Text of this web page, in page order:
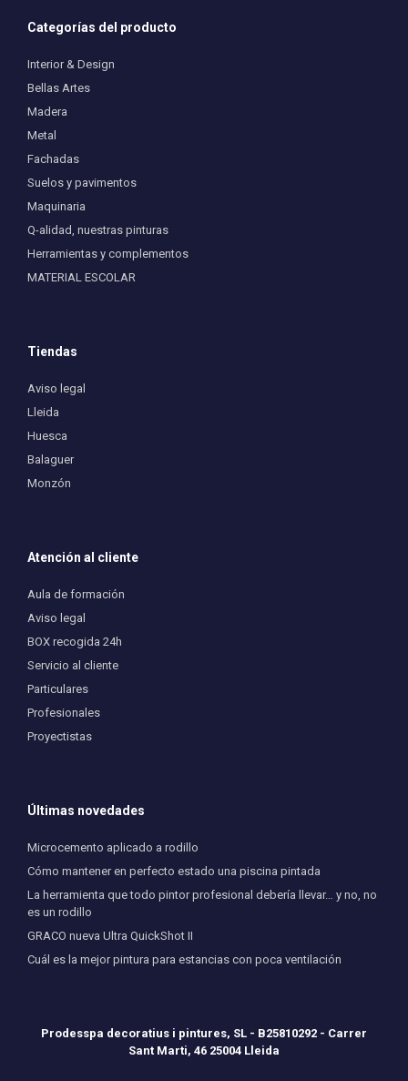
Categorías del producto
Interior & Design
Bellas Artes
Madera
Metal
Fachadas
Suelos y pavimentos
Maquinaria
Q-alidad, nuestras pinturas
Herramientas y complementos
MATERIAL ESCOLAR
Tiendas
Aviso legal
Lleida
Huesca
Balaguer
Monzón
Atención al cliente
Aula de formación
Aviso legal
BOX recogida 24h
Servicio al cliente
Particulares
Profesionales
Proyectistas
Últimas novedades
Microcemento aplicado a rodillo
Cómo mantener en perfecto estado una piscina pintada
La herramienta que todo pintor profesional debería llevar… y no, no
es un rodillo
GRACO nueva Ultra QuickShot II
Cuál es la mejor pintura para estancias con poca ventilación
Prodesspa decoratius i pintures, SL - B25810292 - Carrer
Sant Marti, 46 25004 Lleida